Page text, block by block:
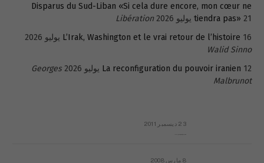
Disparus du Sud-Liban «Si cela dure encore, mon cœur ne
tiendra pas» 21 يوليو 2026
Libération
L’Irak, Washington et le vrai retour de l’histoire 16 يوليو 2026
Walid Sinno
La reconfiguration du pouvoir iranien 12 يوليو 2026
Georges
Malbrunot
23 ديسمبر 2011
8 مارس 2008